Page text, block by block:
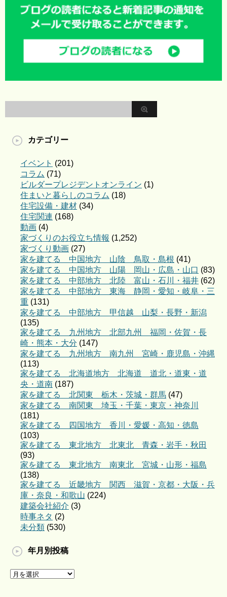
カテゴリー
イベント (201)
コラム (71)
ビルダープレジデントオンライン (1)
住まいと暮らしのコラム (18)
住宅設備・建材 (34)
住宅関連 (168)
動画 (4)
家づくりのお役立ち情報 (1,252)
家づくり動画 (27)
家を建てる 中国地方 山陰 鳥取・島根 (41)
家を建てる 中国地方 山陽 岡山・広島・山口 (83)
家を建てる 中部地方 北陸 富山・石川・福井 (62)
家を建てる 中部地方 東海 静岡・愛知・岐阜・三
重 (131)
家を建てる 中部地方 甲信越 山梨・長野・新潟
(135)
家を建てる 九州地方 北部九州 福岡・佐賀・長
崎・熊本・大分 (147)
家を建てる 九州地方 南九州 宮崎・鹿児島・沖縄
(113)
家を建てる 北海道地方 北海道 道北・道東・道
央・道南 (187)
家を建てる 北関東 栃木・茨城・群馬 (47)
家を建てる 南関東 埼玉・千葉・東京・神奈川
(181)
家を建てる 四国地方 香川・愛媛・高知・徳島
(103)
家を建てる 東北地方 北東北 青森・岩手・秋田
(93)
家を建てる 東北地方 南東北 宮城・山形・福島
(138)
家を建てる 近畿地方 関西 滋賀・京都・大阪・兵
庫・奈良・和歌山 (224)
建築会社紹介 (3)
時事ネタ (2)
未分類 (530)
年月別投稿